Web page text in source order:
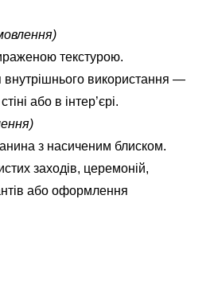
текстурою.
використання —
або в інтер’єрі.
з насиченим блиском.
заходів, церемоній,
або оформлення